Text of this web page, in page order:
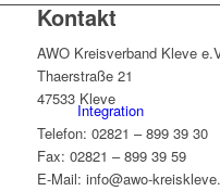
Integration
Kontakt
AWO Kreisverband Kleve
Thaerstraße 21
47533 Kleve
Telefon: 02821 – 899 39 30
Fax: 02821 – 899 39 59
E-Mail: info@awo-